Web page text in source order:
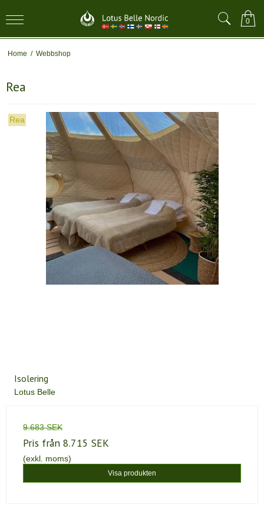
0
Home / Webbshop
Rea
Rea
Isolering
Lotus Belle
9.683 SEK
Pris från 8.715 SEK
(exkl. moms)
Visa produkten